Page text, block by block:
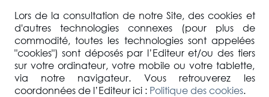
Lors de la consultation de notre Site, des cookies et
d'autres technologies connexes (pour plus de
commodité, toutes les technologies sont appelées
"cookies") sont déposés par l’Editeur et/ou des tiers
sur votre ordinateur, votre mobile ou votre tablette,
via notre navigateur. Vous retrouverez les
coordonnées de l’Editeur ici : Politique des cookies.